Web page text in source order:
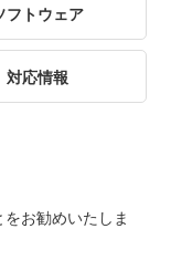
フトウェア
対応情報
お勧めいたしま